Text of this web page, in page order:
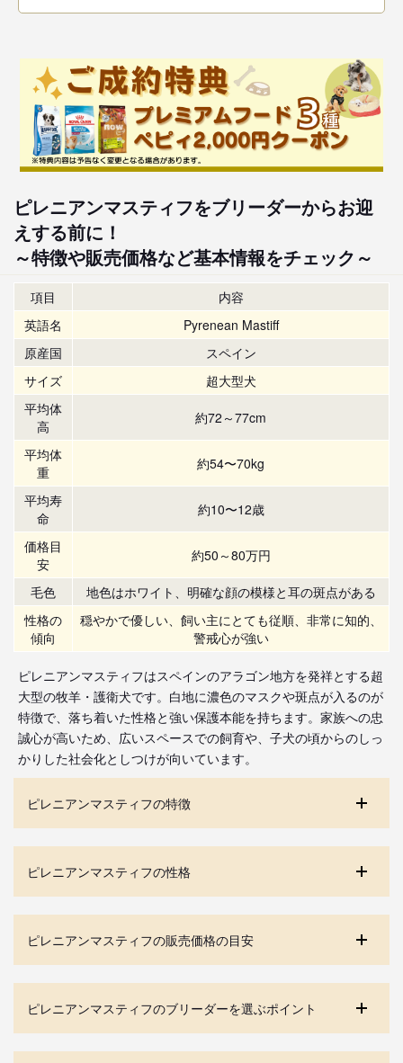
ピレニアンマスティフをブリーダーからお迎
えする前に！
～特徴や販売価格など基本情報をチェック～
項目
内容
英語名
Pyrenean Mastiff
原産国
スペイン
サイズ
超大型犬
平均体
高
約72～77cm
平均体
重
約54〜70kg
平均寿
命
約10〜12歳
価格目
安
約50～80万円
毛色
地色はホワイト、明確な顔の模様と耳の斑点がある
性格の
傾向
穏やかで優しい、飼い主にとても従順、非常に知的、
警戒心が強い
ピレニアンマスティフはスペインのアラゴン地方を発祥とする超
大型の牧羊・護衛犬です。白地に濃色のマスクや斑点が入るのが
特徴で、落ち着いた性格と強い保護本能を持ちます。家族への忠
誠心が高いため、広いスペースでの飼育や、子犬の頃からのしっ
かりした社会化としつけが向いています。
ピレニアンマスティフの特徴
ピレニアンマスティフの性格
ピレニアンマスティフの販売価格の目安
ピレニアンマスティフのブリーダーを選ぶポイント